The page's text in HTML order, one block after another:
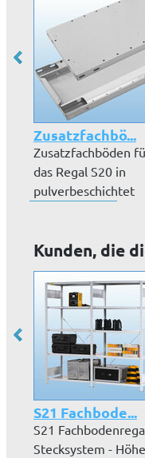
Zusatzfachbö...
Zusatzfachböden
das Regal S20 in
pulverbeschichtet
Kunden, die
S21 Fachbode...
S21
Stecksystem -